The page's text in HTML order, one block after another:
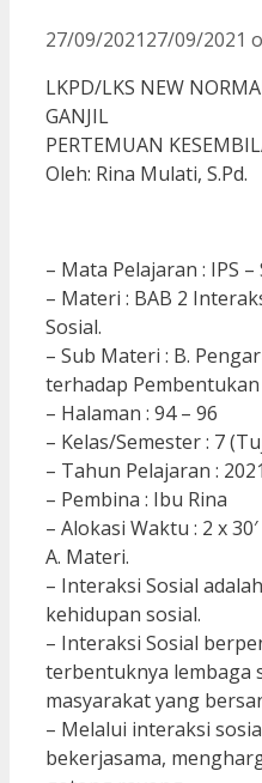
27/09/202127/09/2021
LKPD/LKS NEW
GANJIL
PERTEMUAN
Oleh: Rina Mulati, S.Pd.
– Mata Pelajaran : IPS –
– Materi : BAB 2
Sosial.
– Sub Materi : B.
terhadap Pembentukan
– Halaman : 94 – 96
– Kelas/Semester : 7
– Tahun Pelajaran :
– Pembina : Ibu Rina
– Alokasi Waktu : 2 x
A. Materi.
– Interaksi Sosial
kehidupan sosial.
– Interaksi Sosial
terbentuknya lembaga
masyarakat yang
– Melalui interaksi
bekerjasama,